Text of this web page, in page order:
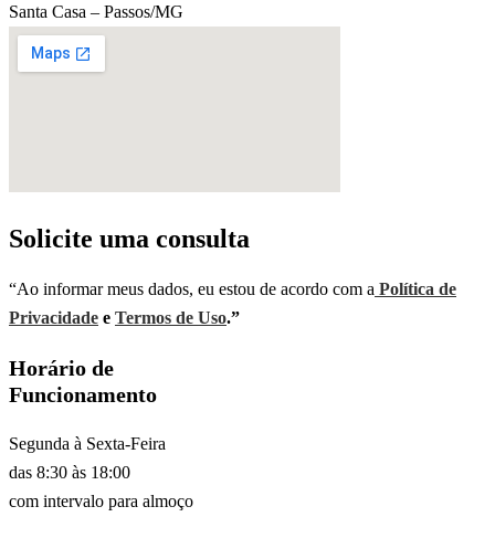
Santa Casa – Passos/MG
Solicite uma consulta
“Ao informar meus dados, eu estou de acordo com a Política de
Privacidade e Termos de Uso.”
Horário de
Funcionamento
Segunda à Sexta-Feira
das 8:30 às 18:00
com intervalo para almoço